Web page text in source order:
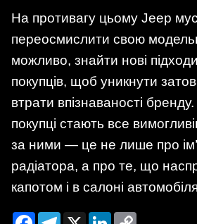
На противагу цьому Jeep
переосмислити свою
можливо, знайти нові
покупців, щоб уникнути
втрати впізнаваності бренду.
покупці стають все
за ними — це не лише про
радіатора, а про те, що
капотом і в салоні
FacebookTelegram
X LinkedIn